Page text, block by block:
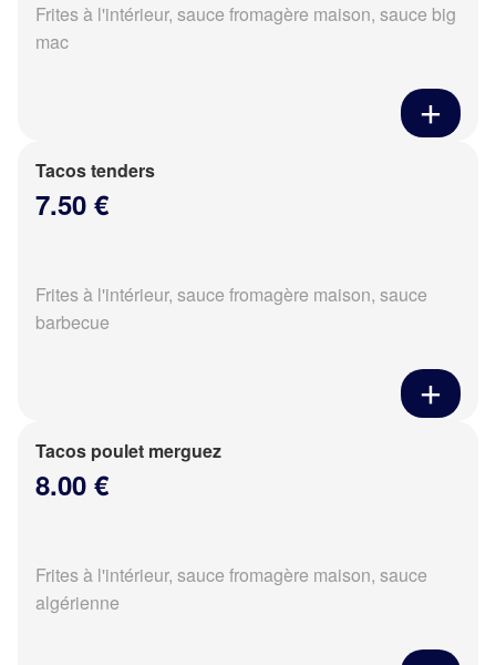
Frites à l'intérieur, sauce fromagère maison, sauce big
mac
Tacos tenders
7.50 €
Frites à l'intérieur, sauce fromagère maison, sauce
barbecue
Tacos poulet merguez
8.00 €
Frites à l'intérieur, sauce fromagère maison, sauce
algérienne